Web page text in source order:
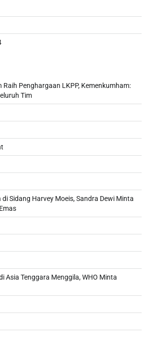
Raih Penghargaan LKPP, Kemenkumham:
Tim
di Sidang Harvey Moeis, Sandra Dewi Minta
Asia Tenggara Menggila, WHO Minta